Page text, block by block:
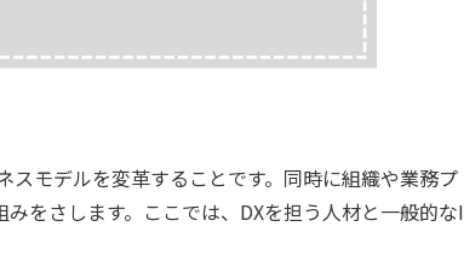
モデルを変革することです。同時に組織や業務プ
をさします。ここでは、DXを担う人材と一般的なI